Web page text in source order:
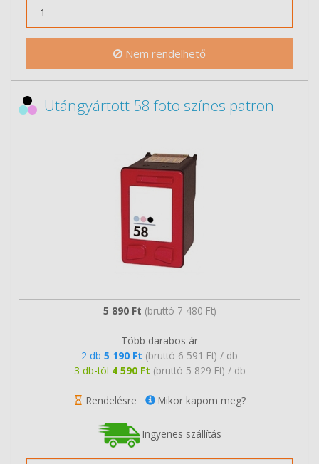
Nem rendelhető
Utángyártott 58 foto színes patron
5 890 Ft (bruttó 7 480 Ft)
Több darabos ár
2 db 5 190 Ft (bruttó 6 591 Ft) / db
3 db-tól 4 590 Ft (bruttó 5 829 Ft) / db
Rendelésre Mikor kapom meg?
Ingyenes szállítás